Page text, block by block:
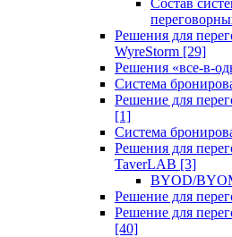
Состав
Решения для
WyreStorm [29]
Решения «все-в-
Система
Решение для
[1]
Система
Решения для
TaverLAB [3]
BYOD/
Решение для
Решение для
[40]